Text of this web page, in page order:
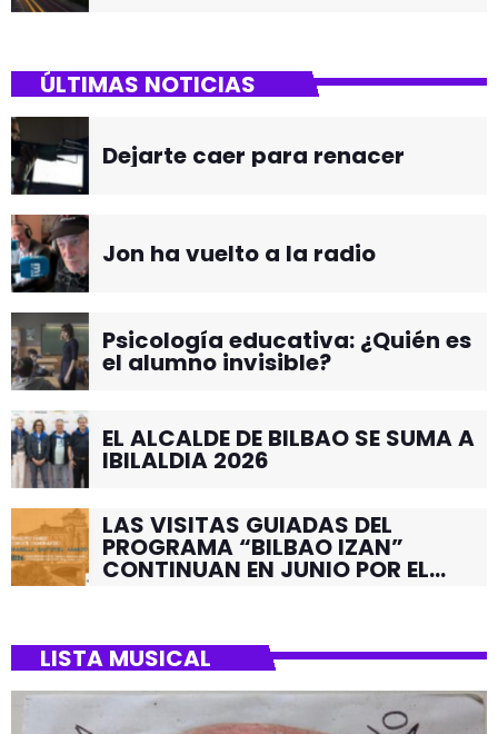
ÚLTIMAS NOTICIAS
Dejarte caer para renacer
Jon ha vuelto a la radio
Psicología educativa: ¿Quién es
el alumno invisible?
EL ALCALDE DE BILBAO SE SUMA A
IBILALDIA 2026
LAS VISITAS GUIADAS DEL
PROGRAMA “BILBAO IZAN”
CONTINUAN EN JUNIO POR EL
LISTA MUSICAL